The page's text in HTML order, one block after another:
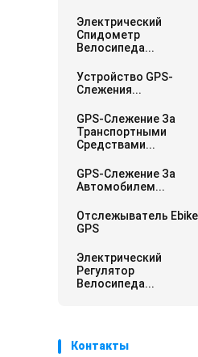
Электрический
Спидометр
Велосипеда...
Устройство GPS-
Слежения...
GPS-Слежение За
Транспортными
Средствами...
GPS-Слежение За
Автомобилем...
Отслежыватель Ebike
GPS
Электрический
Регулятор
Велосипеда...
Контакты